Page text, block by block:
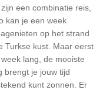
een combinatie reis,
kan je een week
op het strand
Turkse kust. Maar eerst
lang, de mooiste
brengt je jouw tijd
kunt zonnen. Er